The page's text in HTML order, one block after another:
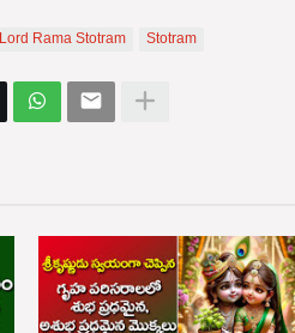
Lord Rama Stotram Stotram